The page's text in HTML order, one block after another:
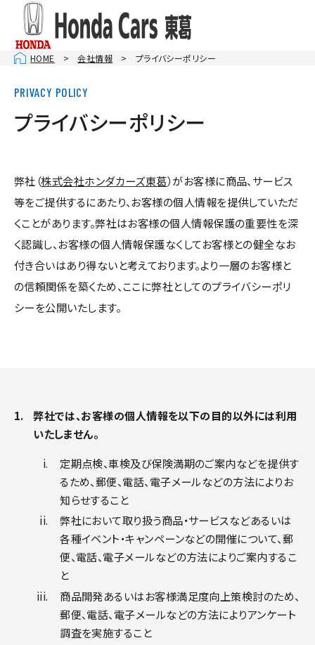
HOME 会社情報 プライバシーポリシー
プライバシーポリシー
弊社（株式会社ホンダカーズ東葛）がお客様に商品、サービス
等をご提供するにあたり、お客様の個人情報を提供していただ
くことがあります。弊社はお客様の個人情報保護の重要性を深
く認識し、お客様の個人情報保護なくしてお客様との健全なお
付き合いはあり得ないと考えております。より一層のお客様と
の信頼関係を築くため、ここに弊社としてのプライバシーポリ
シーを公開いたします。
弊社では、お客様の個人情報を以下の目的以外には利用
いたしません。
定期点検、車検及び保険満期のご案内などを提供す
るため、郵便、電話、電子メールなどの方法によりお
知らせすること
弊社において取り扱う商品・サービスなどあるいは
各種イベント・キャンペーンなどの開催について、郵
便、電話、電子メールなどの方法によりご案内するこ
と
商品開発あるいはお客様満足度向上策検討のため、
郵便、電話、電子メールなどの方法によりアンケート
調査を実施すること